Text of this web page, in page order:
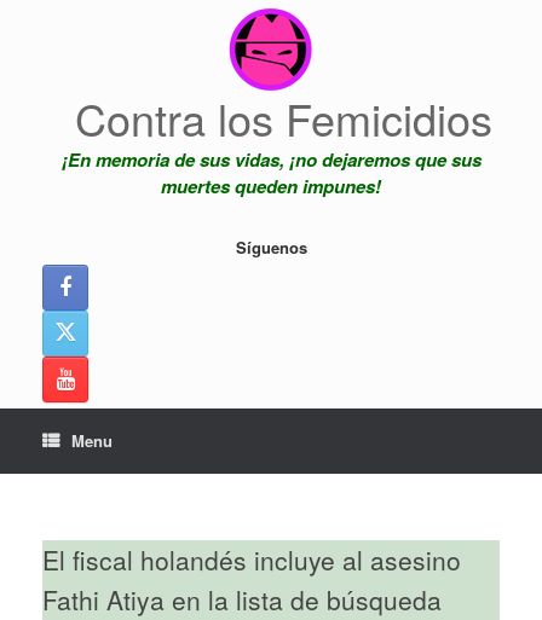
Contra los Femicidios
¡En memoria de sus vidas, ¡no dejaremos que sus
muertes queden impunes!
Síguenos
Menu
El fiscal holandés incluye al asesino
Fathi Atiya en la lista de búsqueda